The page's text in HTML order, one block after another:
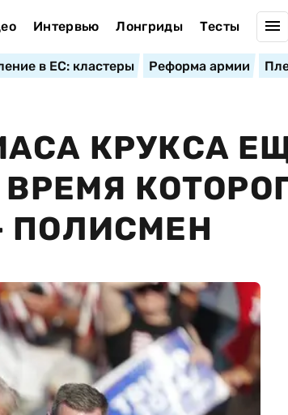
Интервью Лонгриды Тесты
в ЕС: кластеры Реформа армии
КРУКСА
ПОЛИСМЕН